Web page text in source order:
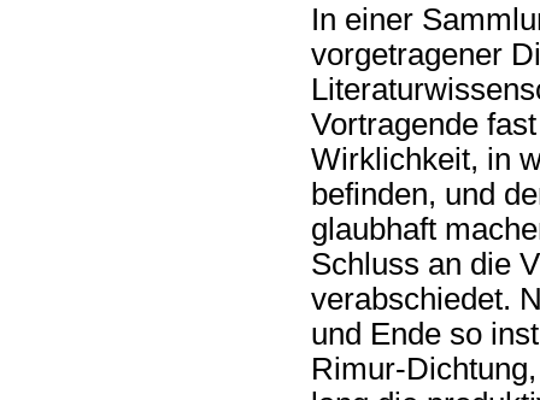
In einer
vorgetragener
Vortragende
Wirklichkeit, in
befinden, und
glaubhaft
Schluss an die
verabschiedet.
und Ende so
Rimur-